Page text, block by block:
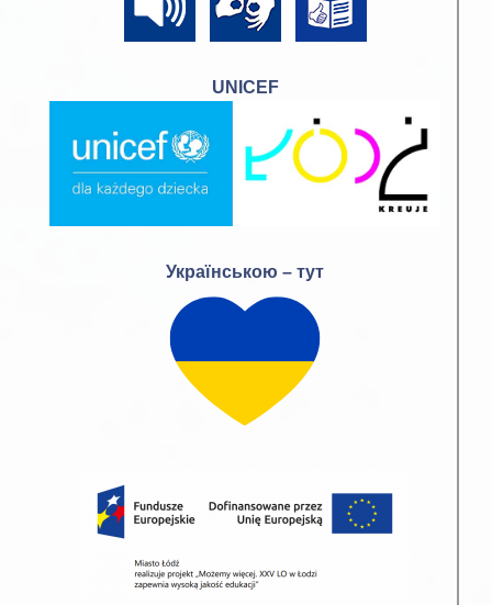
UNICEF
Українською – тут